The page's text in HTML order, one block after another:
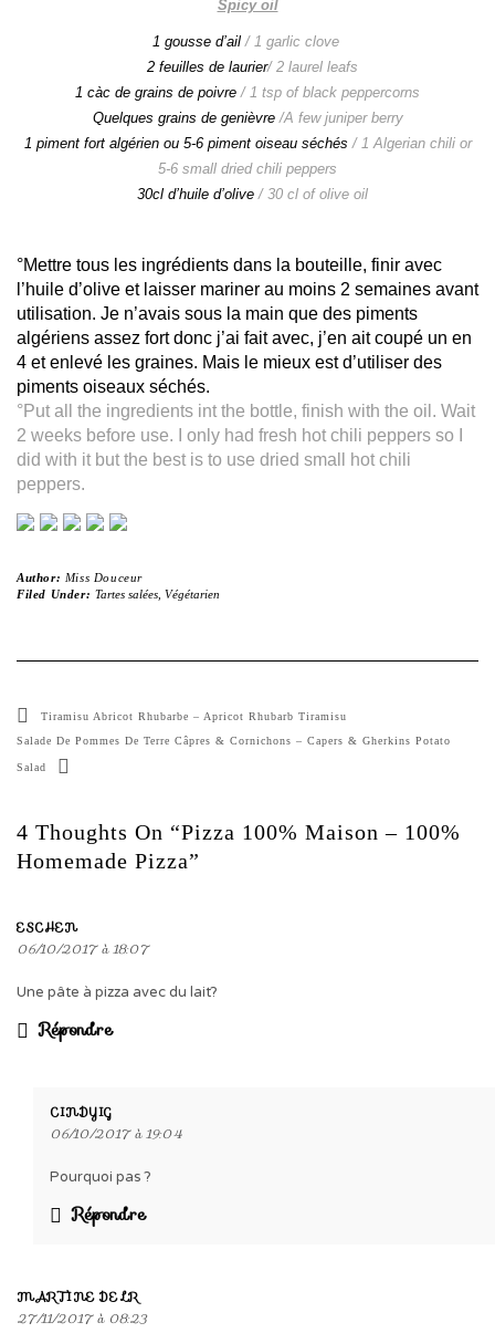
Spicy oil
1 gousse d’ail/ 1 garlic clove
2 feuilles de laurier/ 2 laurel leafs
1 càc de grains de poivre / 1 tsp of black peppercorns
Quelques grains de genièvre/A few juniper berry
1 piment fort algérien ou 5-6 piment oiseau séchés / 1 Algerian chili or
5-6 small dried chili peppers
30cl d’huile d’olive/ 30 cl of olive oil
°Mettre tous les ingrédients dans la bouteille, finir avec
l’huile d’olive et laisser mariner au moins 2 semaines avant
utilisation. Je n’avais sous la main que des piments
algériens assez fort donc j’ai fait avec, j’en ait coupé un en
4 et enlevé les graines. Mais le mieux est d’utiliser des
piments oiseaux séchés.
°Put all the ingredients int the bottle, finish with the oil. Wait
2 weeks before use. I only had fresh hot chili peppers so I
did with it but the best is to use dried small hot chili
peppers.
Author: Miss Douceur
Filed Under: Tartes salées, Végétarien
Tiramisu Abricot Rhubarbe – Apricot Rhubarb Tiramisu
Salade De Pommes De Terre Câpres & Cornichons – Capers & Gherkins Potato
Salad
4 Thoughts On “Pizza 100% Maison – 100%
Homemade Pizza”
ESCHEN
06/10/2017 à 18:07
Une pâte à pizza avec du lait?
Répondre
CINDYIG
06/10/2017 à 19:04
Pourquoi pas ?
Répondre
MARTINE DE LR
27/11/2017 à 08:23